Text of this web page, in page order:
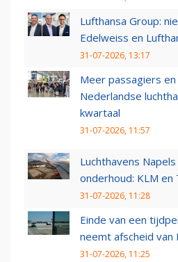
Lufthansa Group:
Edelweiss en
31-07-2026, 13:17
Meer passagiers
Nederlandse
kwartaal
31-07-2026, 11:57
Luchthavens
onderhoud: KLM en
31-07-2026, 11:28
Einde van een
neemt afscheid van
31-07-2026, 11:25